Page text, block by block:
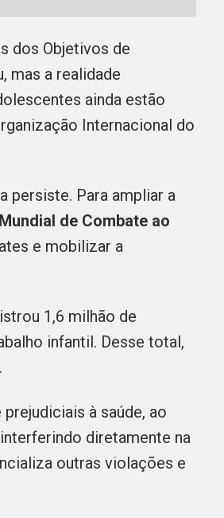
dos Objetivos de
mas a realidade
ainda estão
Internacional do
persiste. Para ampliar a
de Combate ao
e mobilizar a
1,6 milhão de
infantil. Desse total,
à saúde, ao
diretamente na
outras violações e